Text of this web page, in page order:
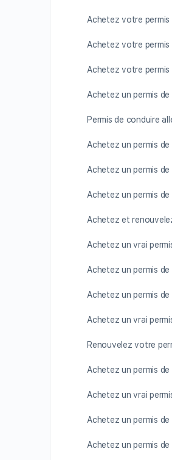
Achetez votre permis
Achetez votre
Achetez votre permis
Achetez un permis
Permis de conduire
Achetez un permis
Achetez un permis
Achetez un permis
Achetez et
Achetez un vrai
Achetez un permis
Achetez un permis
Achetez un vrai
Renouvelez votre
Achetez un permis
Achetez un vrai
Achetez un permis
Achetez un permis